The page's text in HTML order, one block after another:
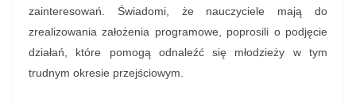
zainteresowań. Świadomi, że nauczyciele mają do
zrealizowania założenia programowe, poprosili o podjęcie
działań, które pomogą odnaleźć się młodzieży w tym
trudnym okresie przejściowym.